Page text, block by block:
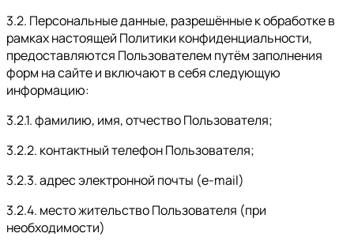
3.2. Персональные данные, разрешённые к обработке в
рамках настоящей Политики конфиденциальности,
предоставляются Пользователем путём заполнения
форм на сайте и включают в себя следующую
информацию:
3.2.1. фамилию, имя, отчество Пользователя;
3.2.2. контактный телефон Пользователя;
3.2.3. адрес электронной почты (e-mail)
3.2.4. место жительство Пользователя (при
необходимости)